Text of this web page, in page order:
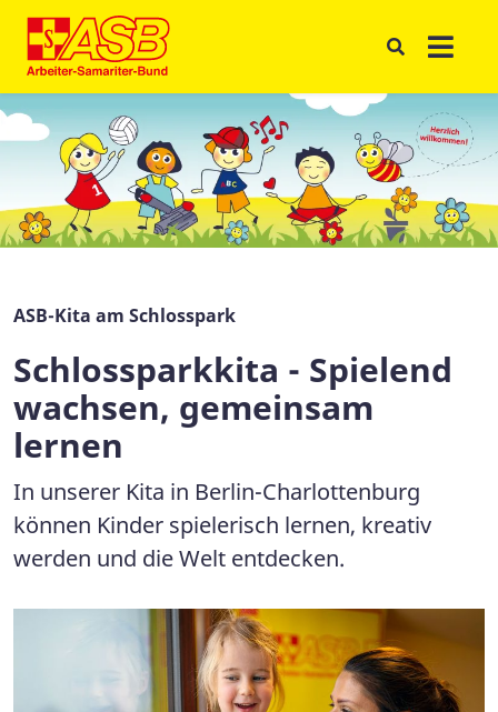
ASB-Kita am Schlosspark
Schlossparkkita - Spielend
wachsen, gemeinsam
lernen
In unserer Kita in Berlin-Charlottenburg
können Kinder spielerisch lernen, kreativ
werden und die Welt entdecken.